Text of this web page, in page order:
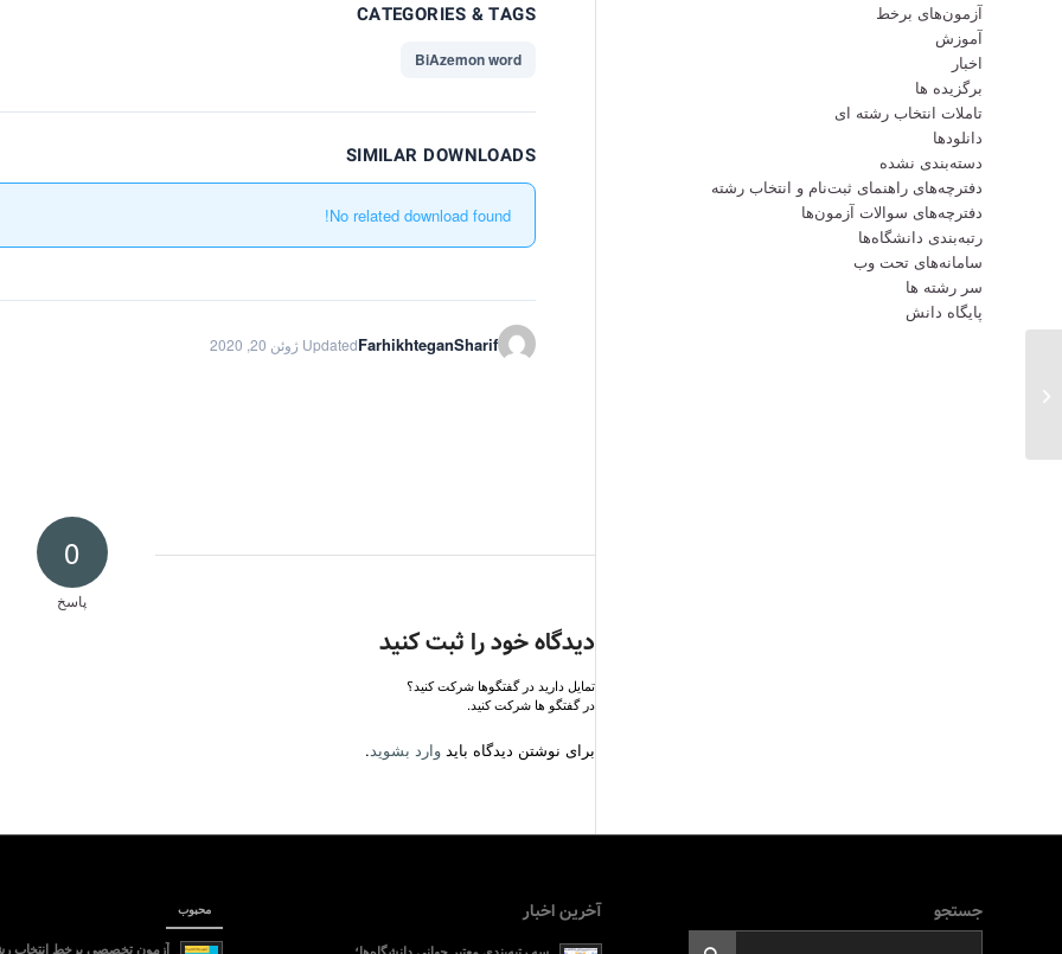
CATEGORIES & TAGS
BiAzemon word
SIMILAR DOWNLOADS
No related download found!
FarhikhteganSharifUpdated ژوئن 20, 2020
0
پاسخ
دیدگاه خود را ثبت کنید
تمایل دارید در گفتگوها شرکت کنید؟
در گفتگو ها شرکت کنید.
برای نوشتن دیدگاه باید وارد بشوید.
آزمون‌های برخط
آموزش
اخبار
برگزیده ها
تاملات انتخاب رشته ای
دانلودها
دسته‌بندی نشده
دفترچه‌های راهنمای ثبت‌نام و انتخاب رشته
دفترچه‌‌های سوالات آزمون‌ها
رتبه‌بندی دانشگاه‌ها
سامانه‌های تحت وب
سر رشته ها
پایگاه دانش
جستجو آخرین اخبار محبوب
آزمون تخصصی برخط انتخاب